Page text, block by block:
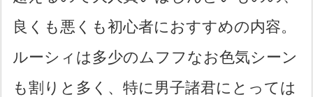
良くも悪くも初心者におすすめの内容。
ルーシィは多少のムフフなお色気シーン
も割りと多く、特に男子諸君にとっては